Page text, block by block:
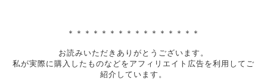
＊＊＊＊＊＊＊＊＊＊＊＊＊＊＊＊
お読みいただきありがとうございます。
私が実際に購入したものなどをアフィリエイト広告を利用してご
紹介しています。